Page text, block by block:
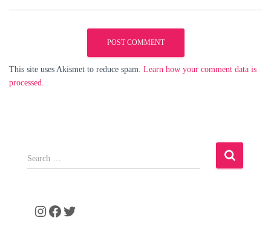
This site uses Akismet to reduce spam. Learn how your comment data is
processed.
S
e
Instagram Facebook Twitter